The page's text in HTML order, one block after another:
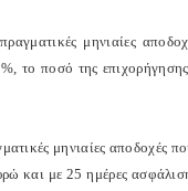
μηνιαίες
το ποσό της
μηνιαίες αποδοχές
και με 25 ημέρες